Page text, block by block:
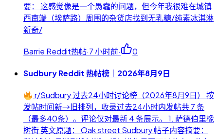
要： 这感觉像是一个愚蠢的问题，但今年我很难在城镇
西南端（埃萨路）周围的杂货店找到无乳糖/纯素冰淇淋
新奇/
Barrie Reddit热帖·7 小时前· 0
Sudbury Reddit 热帖榜｜2026年8月9日
r/Sudbury 过去24小时讨论榜（2026年8月9日） 按
发帖时间新→旧排列，收录过去24小时内发帖共 7 条
（最多40条）。评论仅对最新 4 条展示。 1. 萨德伯里橡
树街 英文原题： Oak street Sudbury 帖子内容摘要：